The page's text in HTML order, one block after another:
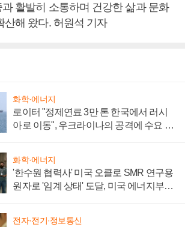
활발히 소통하며 건강한 삶과 문화
산해 왔다. 허원석 기자
화학·에너지
로이터 "정제연료 3만 톤 한국에서 러시
아로 이동", 우크라이나의 공격에 수요 늘
화학·에너지
'한수원 협력사' 미국 오클로 SMR 연구용
원자로 '임계 상태' 도달, 미국 에너지부
전자·전기·정보통신